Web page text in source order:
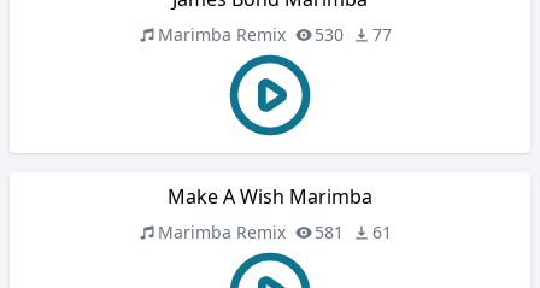
Marimba Remix 530 77
Make A Wish Marimba
Marimba Remix 581 61